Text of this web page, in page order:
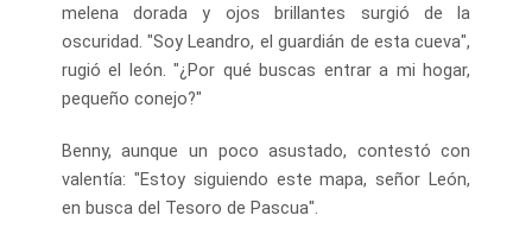
melena dorada y ojos brillantes surgió de la
oscuridad. "Soy Leandro, el guardián de esta cueva",
rugió el león. "¿Por qué buscas entrar a mi hogar,
pequeño conejo?"
Benny, aunque un poco asustado, contestó con
valentía: "Estoy siguiendo este mapa, señor León,
en busca del Tesoro de Pascua".